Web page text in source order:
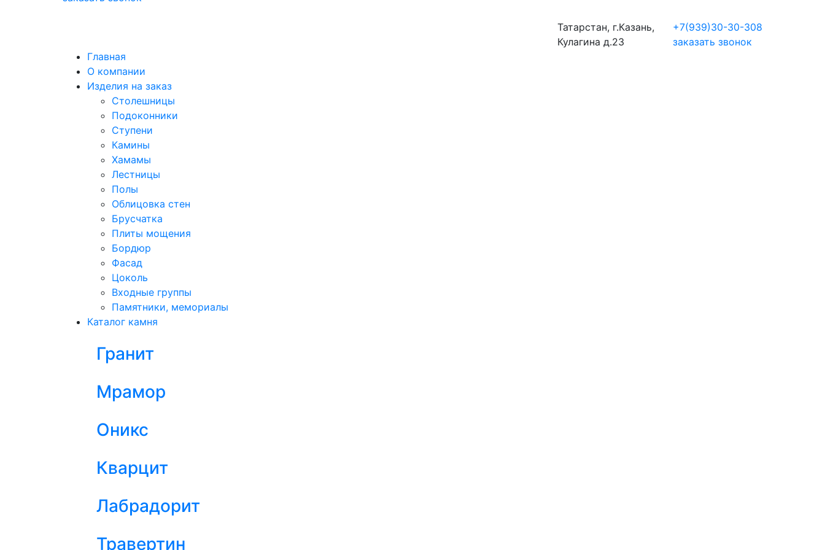
Татарстан, г.Казань,
Кулагина д.23
+7(939)30-30-308
заказать звонок
Главная
О компании
Изделия на заказ
Столешницы
Подоконники
Ступени
Камины
Хамамы
Лестницы
Полы
Облицовка стен
Брусчатка
Плиты мощения
Бордюр
Фасад
Цоколь
Входные группы
Памятники, мемориалы
Каталог камня
Гранит
Мрамор
Оникс
Кварцит
Лабрадорит
Травертин